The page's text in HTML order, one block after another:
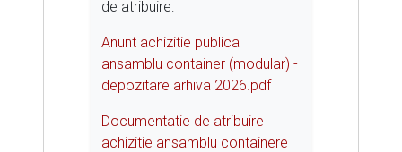
de atribuire:
Anunt achizitie publica
ansamblu container (modular) -
depozitare arhiva 2026.pdf
Documentatie de atribuire
achizitie ansamblu containere